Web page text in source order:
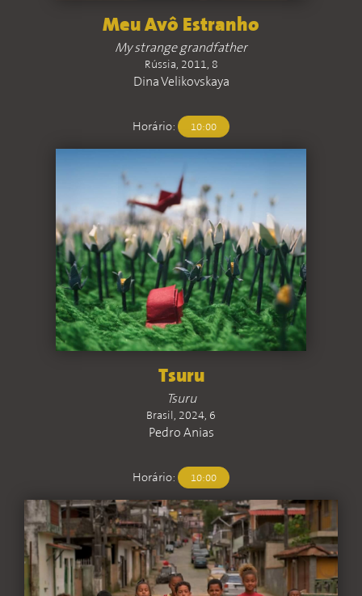
Meu Avô Estranho
My strange grandfather
Rússia, 2011, 8
Dina Velikovskaya
Horário: 10:00
Tsuru
Tsuru
Brasil, 2024, 6
Pedro Anias
Horário: 10:00